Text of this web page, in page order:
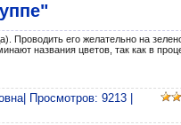
Проводить его желательно на
названия цветов, так как в
Просмотров: 9213 |